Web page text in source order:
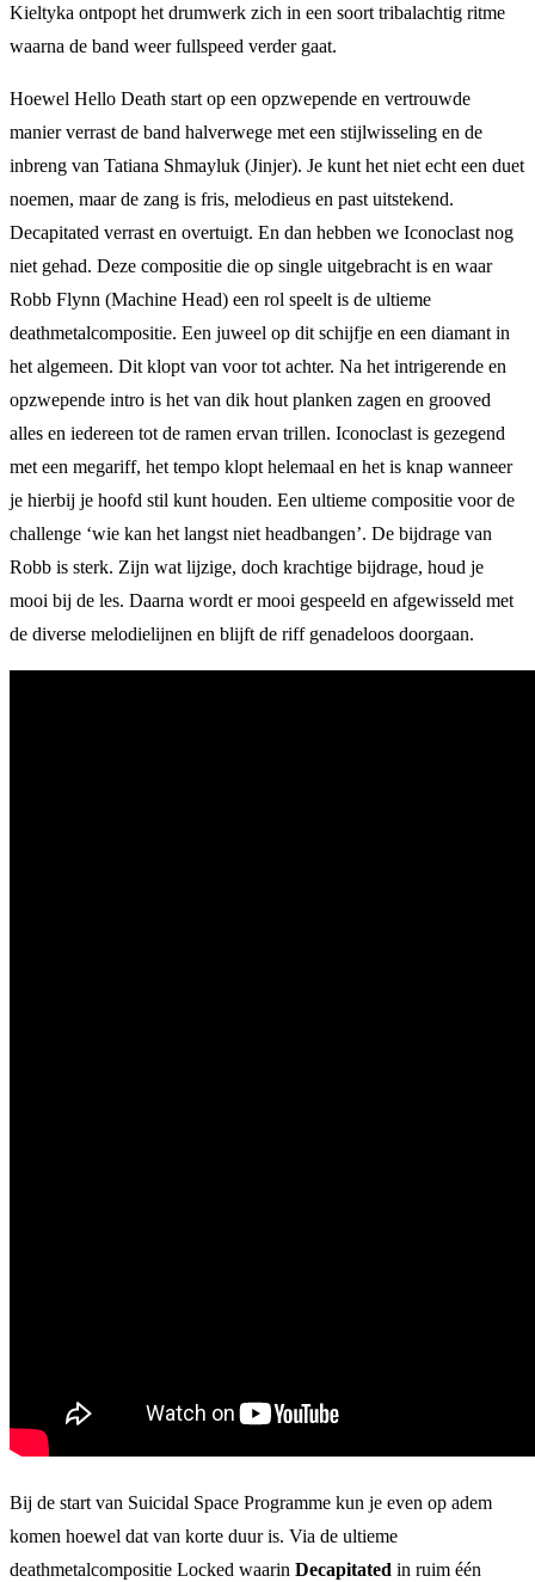
Kieltyka ontpopt het drumwerk zich in een soort tribalachtig ritme
waarna de band weer fullspeed verder gaat.
Hoewel Hello Death start op een opzwepende en vertrouwde
manier verrast de band halverwege met een stijlwisseling en de
inbreng van Tatiana Shmayluk (Jinjer). Je kunt het niet echt een duet
noemen, maar de zang is fris, melodieus en past uitstekend.
Decapitated verrast en overtuigt. En dan hebben we Iconoclast nog
niet gehad. Deze compositie die op single uitgebracht is en waar
Robb Flynn (Machine Head) een rol speelt is de ultieme
deathmetalcompositie. Een juweel op dit schijfje en een diamant in
het algemeen. Dit klopt van voor tot achter. Na het intrigerende en
opzwepende intro is het van dik hout planken zagen en grooved
alles en iedereen tot de ramen ervan trillen. Iconoclast is gezegend
met een megariff, het tempo klopt helemaal en het is knap wanneer
je hierbij je hoofd stil kunt houden. Een ultieme compositie voor de
challenge ‘wie kan het langst niet headbangen’. De bijdrage van
Robb is sterk. Zijn wat lijzige, doch krachtige bijdrage, houd je
mooi bij de les. Daarna wordt er mooi gespeeld en afgewisseld met
de diverse melodielijnen en blijft de riff genadeloos doorgaan.
Bij de start van Suicidal Space Programme kun je even op adem
komen hoewel dat van korte duur is. Via de ultieme
deathmetalcompositie Locked waarin Decapitated in ruim één